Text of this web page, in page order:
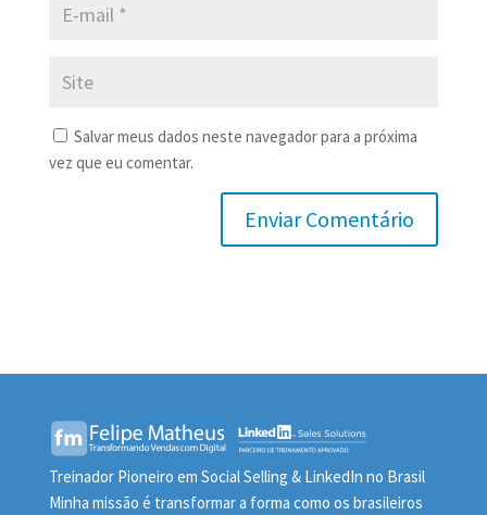
Salvar meus dados neste navegador para a próxima
vez que eu comentar.
Treinador Pioneiro em Social Selling & LinkedIn no Brasil
Minha missão é transformar a forma como os brasileiros